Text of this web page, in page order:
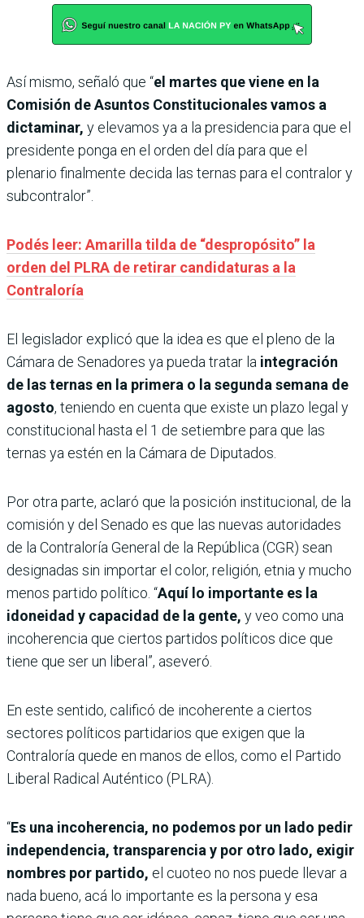
Así mismo, señaló que “el martes que viene en la
Comisión de Asuntos Constitucionales vamos a
dictaminar, y elevamos ya a la presidencia para que el
presidente ponga en el orden del día para que el
plenario finalmente decida las ternas para el contralor y
subcontralor”.
Podés leer: Amarilla tilda de “despropósito” la
orden del PLRA de retirar candidaturas a la
Contraloría
El legislador explicó que la idea es que el pleno de la
Cámara de Senadores ya pueda tratar la integración
de las ternas en la primera o la segunda semana de
agosto, teniendo en cuenta que existe un plazo legal y
constitucional hasta el 1 de setiembre para que las
ternas ya estén en la Cámara de Diputados.
Por otra parte, aclaró que la posición institucional, de la
comisión y del Senado es que las nuevas autoridades
de la Contraloría General de la República (CGR) sean
designadas sin importar el color, religión, etnia y mucho
menos partido político. “Aquí lo importante es la
idoneidad y capacidad de la gente, y veo como una
incoherencia que ciertos partidos políticos dice que
tiene que ser un liberal”, aseveró.
En este sentido, calificó de incoherente a ciertos
sectores políticos partidarios que exigen que la
Contraloría quede en manos de ellos, como el Partido
Liberal Radical Auténtico (PLRA).
“Es una incoherencia, no podemos por un lado pedir
independencia, transparencia y por otro lado, exigir
nombres por partido, el cuoteo no nos puede llevar a
nada bueno, acá lo importante es la persona y esa